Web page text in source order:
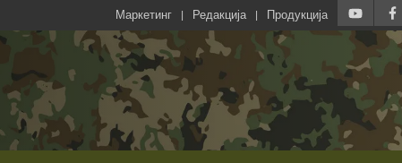
Маркетинг Редакција Продукција